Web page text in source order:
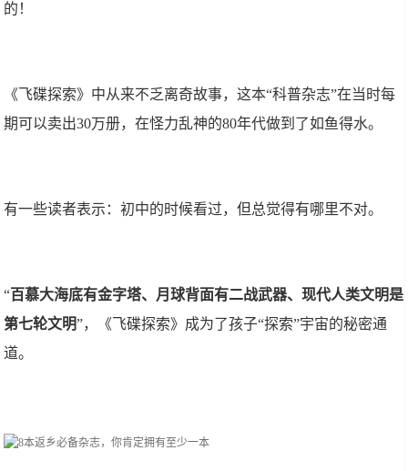
的！
《飞碟探索》中从来不乏离奇故事，这本“科普杂志”在当时每
期可以卖出30万册，在怪力乱神的80年代做到了如鱼得水。
有一些读者表示：初中的时候看过，但总觉得有哪里不对。
“百慕大海底有金字塔、月球背面有二战武器、现代人类文明是
第七轮文明”，《飞碟探索》成为了孩子“探索”宇宙的秘密通
道。